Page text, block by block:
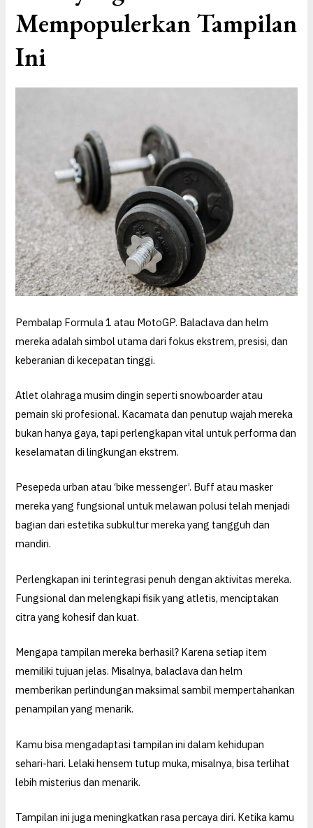
Mempopulerkan Tampilan
Ini
Pembalap Formula 1 atau MotoGP. Balaclava dan helm
mereka adalah simbol utama dari fokus ekstrem, presisi, dan
keberanian di kecepatan tinggi.
Atlet olahraga musim dingin seperti snowboarder atau
pemain ski profesional. Kacamata dan penutup wajah mereka
bukan hanya gaya, tapi perlengkapan vital untuk performa dan
keselamatan di lingkungan ekstrem.
Pesepeda urban atau ‘bike messenger’. Buff atau masker
mereka yang fungsional untuk melawan polusi telah menjadi
bagian dari estetika subkultur mereka yang tangguh dan
mandiri.
Perlengkapan ini terintegrasi penuh dengan aktivitas mereka.
Fungsional dan melengkapi fisik yang atletis, menciptakan
citra yang kohesif dan kuat.
Mengapa tampilan mereka berhasil? Karena setiap item
memiliki tujuan jelas. Misalnya, balaclava dan helm
memberikan perlindungan maksimal sambil mempertahankan
penampilan yang menarik.
Kamu bisa mengadaptasi tampilan ini dalam kehidupan
sehari-hari. Lelaki hensem tutup muka, misalnya, bisa terlihat
lebih misterius dan menarik.
Tampilan ini juga meningkatkan rasa percaya diri. Ketika kamu